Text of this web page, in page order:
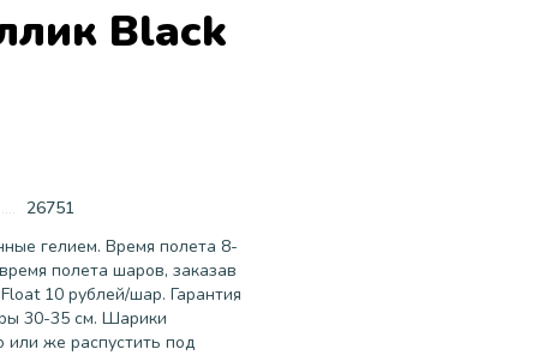
Black
26751
гелием. Время полета 8-
полета шаров, заказав
10 рублей/шар. Гарантия
30-35 см. Шарики
или же распустить под